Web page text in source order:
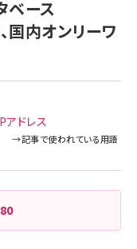
ース
国内オンリーワ
アドレス